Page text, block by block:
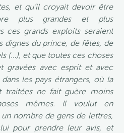
et qu’il croyait devoir être
plus grandes et plus
ces grands exploits seraient
dignes du prince, de fêtes, de
(…), et que toutes ces choses
gravées avec esprit et avec
les pays étrangers, où la
traitées ne fait guère moins
mêmes. Il voulut en
nombre de gens de lettres,
pour prendre leur avis, et